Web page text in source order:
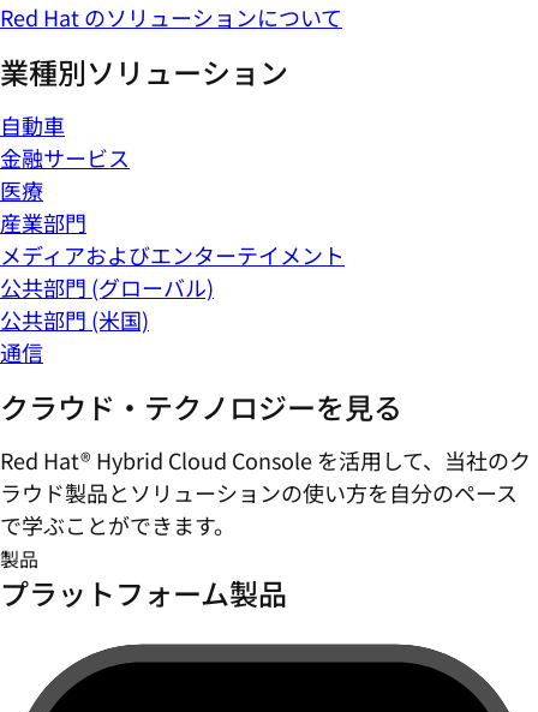
Red Hat のソリューションについて
業種別ソリューション
自動車
金融サービス
医療
産業部門
メディアおよびエンターテイメント
公共部門 (グローバル)
公共部門 (米国)
通信
クラウド・テクノロジーを見る
Red Hat® Hybrid Cloud Console を活用して、当社のク
ラウド製品とソリューションの使い方を自分のペース
で学ぶことができます。
製品
プラットフォーム製品